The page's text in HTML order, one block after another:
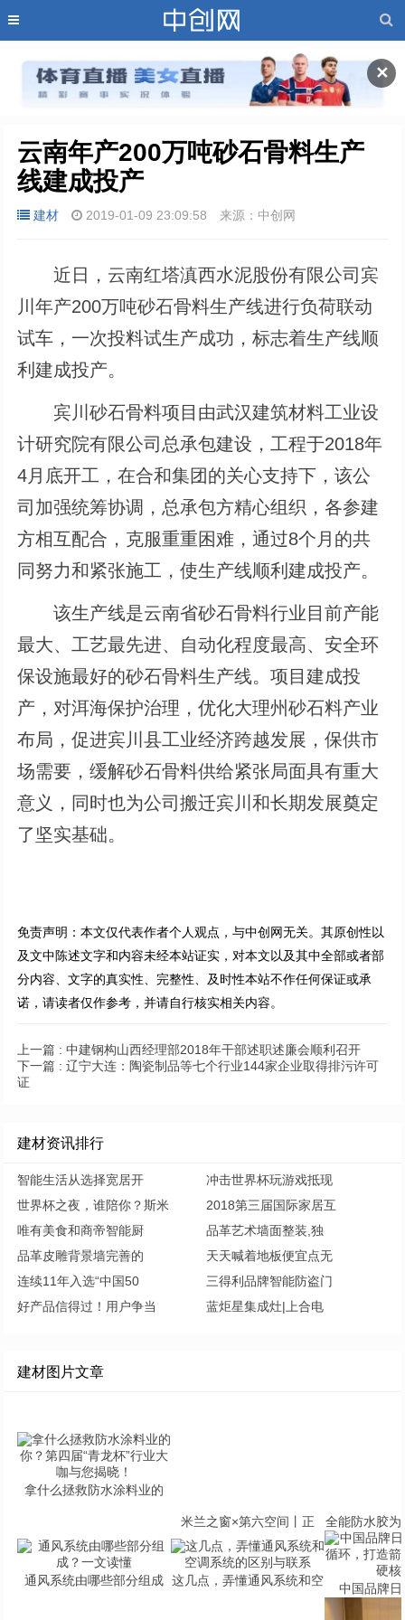
✕
云南年产200万吨砂石骨料生产
线建成投产
建材 2019-01-09 23:09:58 来源：中创网
近日，云南红塔滇西水泥股份有限公司宾
川年产200万吨砂石骨料生产线进行负荷联动
试车，一次投料试生产成功，标志着生产线顺
利建成投产。
宾川砂石骨料项目由武汉建筑材料工业设
计研究院有限公司总承包建设，工程于2018年
4月底开工，在合和集团的关心支持下，该公
司加强统筹协调，总承包方精心组织，各参建
方相互配合，克服重重困难，通过8个月的共
同努力和紧张施工，使生产线顺利建成投产。
该生产线是云南省砂石骨料行业目前产能
最大、工艺最先进、自动化程度最高、安全环
保设施最好的砂石骨料生产线。项目建成投
产，对洱海保护治理，优化大理州砂石料产业
布局，促进宾川县工业经济跨越发展，保供市
场需要，缓解砂石骨料供给紧张局面具有重大
意义，同时也为公司搬迁宾川和长期发展奠定
了坚实基础。
免责声明：本文仅代表作者个人观点，与中创网无关。其原创性以
及文中陈述文字和内容未经本站证实，对本文以及其中全部或者部
分内容、文字的真实性、完整性、及时性本站不作任何保证或承
诺，请读者仅作参考，并请自行核实相关内容。
上一篇 : 中建钢构山西经理部2018年干部述职述廉会顺利召开
下一篇 : 辽宁大连：陶瓷制品等七个行业144家企业取得排污许可
证
建材资讯排行
智能生活从选择宽居开
冲击世界杯玩游戏抵现
世界杯之夜，谁陪你？斯米
2018第三届国际家居互
唯有美食和商帝智能厨
品革艺术墙面整装,独
品革皮雕背景墙完善的
天天喊着地板便宜点无
连续11年入选“中国50
三得利品牌智能防盗门
好产品信得过！用户争当
蓝炬星集成灶|上合电
建材图片文章
拿什么拯救防水涂料业的
米兰之窗×第六空间丨正 全能防水胶
通风系统由哪些部分组成 这几点，弄懂通风系统和空
中国品牌